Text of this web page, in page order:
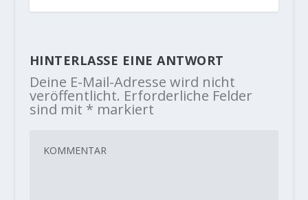
HINTERLASSE EINE ANTWORT
Deine E-Mail-Adresse wird nicht
veröffentlicht. Erforderliche Felder
sind mit * markiert